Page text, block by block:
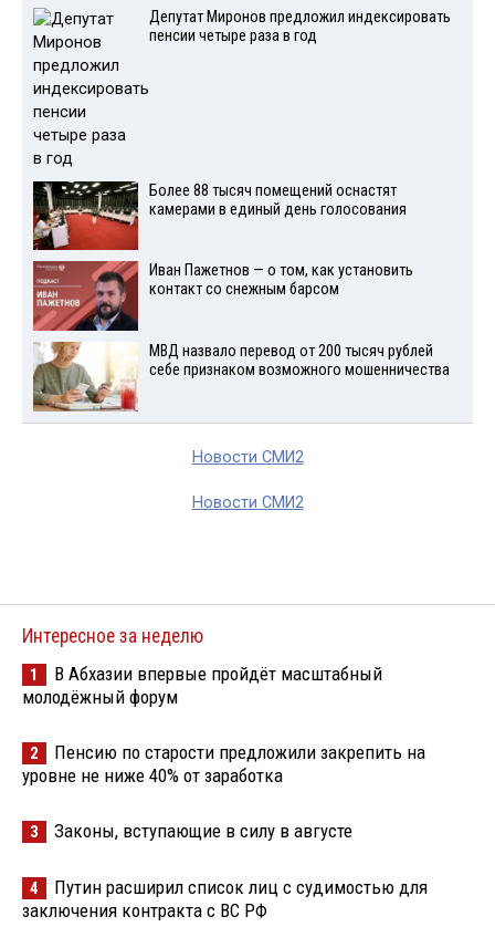
Депутат Миронов предложил индексировать
пенсии четыре раза в год
Более 88 тысяч помещений оснастят
камерами в единый день голосования
Иван Пажетнов — о том, как установить
контакт со снежным барсом
МВД назвало перевод от 200 тысяч рублей
себе признаком возможного мошенничества
Новости СМИ2
Новости СМИ2
Интересное за неделю
1
В Абхазии впервые пройдёт масштабный
молодёжный форум
2
Пенсию по старости предложили закрепить на
уровне не ниже 40% от заработка
3 Законы, вступающие в силу в августе
4
Путин расширил список лиц с судимостью для
заключения контракта с ВС РФ